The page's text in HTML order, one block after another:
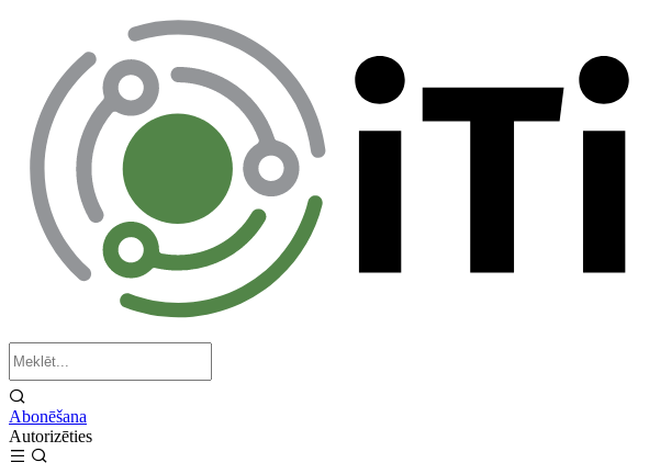
Abonēšana
Autorizēties